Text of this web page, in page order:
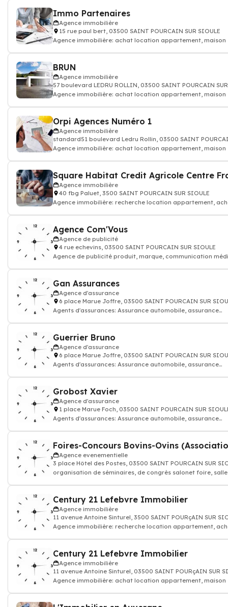
Immo Partenaires
Agence immobilière
15 rue paul bert, 03500 SAINT POURCAIN SUR SIOULE
Agence immobilière: achat location appartement, maison
BRUN
Agence immobilière
57 boulevard LEDRU ROLLIN, 03500 SAINT POURCAIN
Agence immobilière: achat location appartement, maison
Orpi Agences Numéro 1
Agence immobilière
standard51 boulevard Ledru Rollin, 03500 SAINT
Agence immobilière: achat location appartement, maison
Agence immobilière
40 fbg Paluet, 3500 SAINT POURCAIN SUR SIOULE
Agence immobilière: recherche location appartement,
Agence Com'Vous
Agence de publicité
4 rue echevins, 03500 SAINT POURCAIN SUR SIOULE
Agence de publicité produit, marque, communication
Gan Assurances
Agence d'assurance
6 place Marue Joffre, 03500 SAINT POURCAIN SUR
Agents d'assurances: Assurance automobile, assurance
Guerrier Bruno
Agence d'assurance
6 place Marue Joffre, 03500 SAINT POURCAIN SUR
Agents d'assurances: Assurance automobile, assurance
Grobost Xavier
Agence d'assurance
1 place Marue Foch, 03500 SAINT POURCAIN SUR
Agents d'assurances: Assurance automobile, assurance
Foires-Concours Bovins-Ovins
Agence evenementielle
3 place Hôtel des Postes, 03500 SAINT POURCAIN SUR
organisation de séminaires, de congrès salonet foire,
Century 21 Lefebvre Immobilier
Agence immobilière
11 avenue Antoine Sinturel, 3500 SAINT POURçAIN SUR
Agence immobilière: recherche location appartement,
Century 21 Lefebvre Immobilier
Agence immobilière
11 avenue Antoine Sinturel, 03500 SAINT POURçAIN SUR
Agence immobilière: achat location appartement, maison